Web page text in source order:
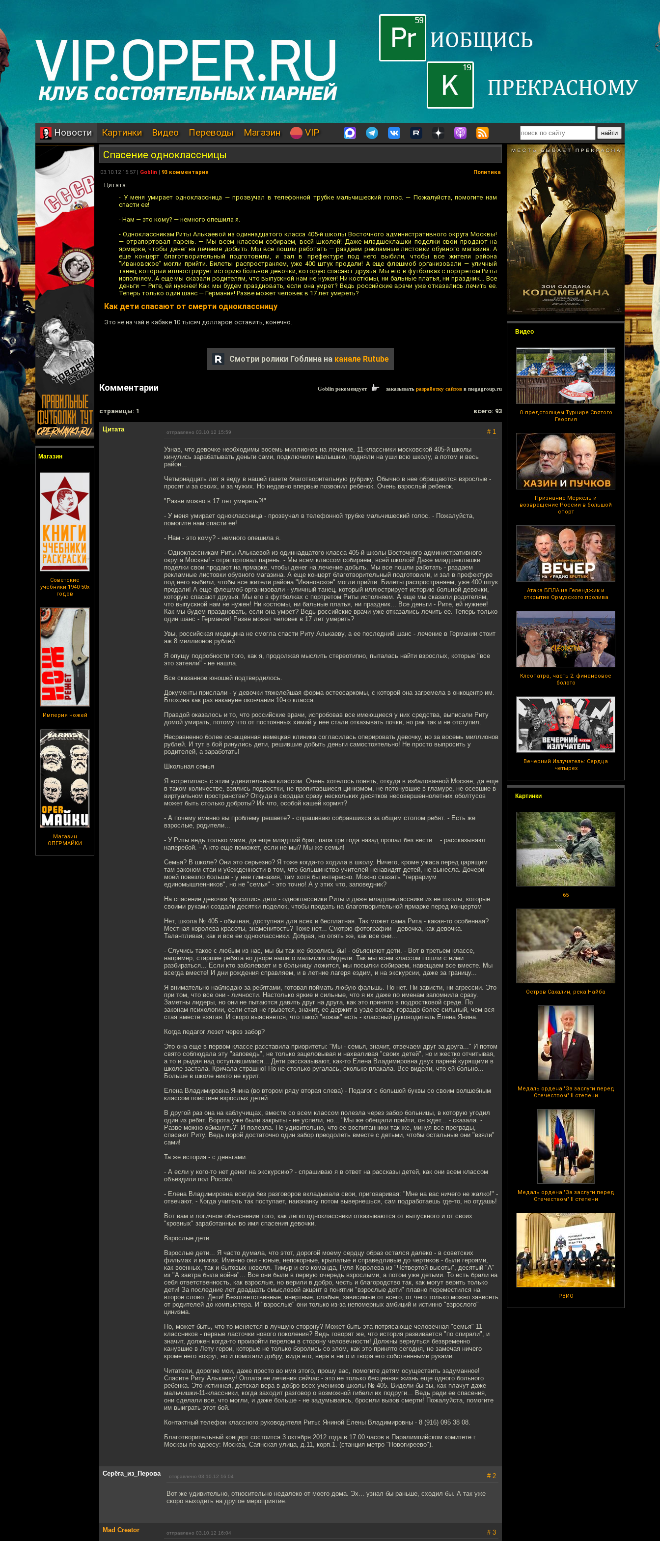
Новости Картинки Видео Переводы Магазин VIP
Магазин
Советские
учебники 1940-50х
годов
Империя ножей
Магазин
ОПЕРМАЙКИ
Видео
О предстоящем Турнире Святого
Георгия
Признание Меркель и
возвращение России в большой
спорт
Атака БПЛА на Геленджик и
открытие Ормузского пролива
Клеопатра, часть 2: финансовое
болото
Вечерний Излучатель: Сердца
четырех
Картинки
65
Остров Сахалин, река Найба
Медаль ордена "За заслуги перед
Отечеством" II степени
Медаль ордена "За заслуги перед
Отечеством" II степени
РВИО
Спасение одноклассницы
03.10.12 15:57 | Goblin | 93 комментария Политика
Цитата:
- У меня умирает одноклассница — прозвучал в телефонной трубке мальчишеский голос. — Пожалуйста, помогите нам
спасти ее!
- Нам — это кому? — немного опешила я.
- Одноклассникам Риты Алькаевой из одиннадцатого класса 405-й школы Восточного административного округа Москвы!
— отрапортовал парень. — Мы всем классом собираем, всей школой! Даже младшеклашки поделки свои продают на
ярмарке, чтобы денег на лечение добыть. Мы все пошли работать — раздаем рекламные листовки обувного магазина. А
еще концерт благотворительный подготовили, и зал в префектуре под него выбили, чтобы все жители района
"Ивановское" могли прийти. Билеты распространяем, уже 400 штук продали! А еще флешмоб организовали — уличный
танец, который иллюстрирует историю больной девочки, которую спасают друзья. Мы его в футболках с портретом Риты
исполняем. А еще мы сказали родителям, что выпускной нам не нужен! Ни костюмы, ни бальные платья, ни праздник... Все
деньги — Рите, ей нужнее! Как мы будем праздновать, если она умрет? Ведь российские врачи уже отказались лечить ее.
Теперь только один шанс — Германия! Разве может человек в 17 лет умереть?
Как дети спасают от смерти одноклассницу
Это не на чай в кабаке 10 тысяч долларов оставить, конечно.
Смотри ролики Гоблина на канале Rutube
Комментарии Goblin рекомендует заказывать разработку сайтов в megagroup.ru
cтраницы: 1 всего: 93
Цитата отправлено 03.10.12 15:59 # 1
Узнав, что девочке необходимы восемь миллионов на лечение, 11-классники московской 405-й школы
кинулись зарабатывать деньги сами, подключили малышню, подняли на уши всю школу, а потом и весь
район...
Четырнадцать лет я веду в нашей газете благотворительную рубрику. Обычно в нее обращаются взрослые -
просят и за своих, и за чужих. Но недавно впервые позвонил ребенок. Очень взрослый ребенок.
"Разве можно в 17 лет умереть?!"
- У меня умирает одноклассница - прозвучал в телефонной трубке мальчишеский голос. - Пожалуйста,
помогите нам спасти ее!
- Нам - это кому? - немного опешила я.
- Одноклассникам Риты Алькаевой из одиннадцатого класса 405-й школы Восточного административного
округа Москвы! - отрапортовал парень. - Мы всем классом собираем, всей школой! Даже младшеклашки
поделки свои продают на ярмарке, чтобы денег на лечение добыть. Мы все пошли работать - раздаем
рекламные листовки обувного магазина. А еще концерт благотворительный подготовили, и зал в префектуре
под него выбили, чтобы все жители района "Ивановское" могли прийти. Билеты распространяем, уже 400 штук
продали! А еще флешмоб организовали - уличный танец, который иллюстрирует историю больной девочки,
которую спасают друзья. Мы его в футболках с портретом Риты исполняем. А еще мы сказали родителям,
что выпускной нам не нужен! Ни костюмы, ни бальные платья, ни праздник... Все деньги - Рите, ей нужнее!
Как мы будем праздновать, если она умрет? Ведь российские врачи уже отказались лечить ее. Теперь только
один шанс - Германия! Разве может человек в 17 лет умереть?
Увы, российская медицина не смогла спасти Риту Алькаеву, а ее последний шанс - лечение в Германии стоит
аж 8 миллионов рублей
Я опущу подробности того, как я, продолжая мыслить стереотипно, пыталась найти взрослых, которые "все
это затеяли" - не нашла.
Все сказанное юношей подтвердилось.
Документы прислали - у девочки тяжелейшая форма остеосаркомы, с которой она загремела в онкоцентр им.
Блохина как раз накануне окончания 10-го класса.
Правдой оказалось и то, что российские врачи, испробовав все имеющиеся у них средства, выписали Риту
домой умирать, потому что от постоянных химий у нее стали отказывать почки, но рак так и не отступил.
Несравненно более оснащенная немецкая клиника согласилась оперировать девочку, но за восемь миллионов
рублей. И тут в бой ринулись дети, решившие добыть деньги самостоятельно! Не просто выпросить у
родителей, а заработать!
Школьная семья
Я встретилась с этим удивительным классом. Очень хотелось понять, откуда в избалованной Москве, да еще
в таком количестве, взялись подростки, не пропитавшиеся цинизмом, не потонувшие в гламуре, не осевшие в
виртуальном пространстве? Откуда в сердцах сразу нескольких десятков несовершеннолетних оболтусов
может быть столько доброты? Их что, особой кашей кормят?
- А почему именно вы проблему решаете? - спрашиваю собравшихся за общим столом ребят. - Есть же
взрослые, родители...
- У Риты ведь только мама, да еще младший брат, папа три года назад пропал без вести... - рассказывают
наперебой. - А кто еще поможет, если не мы? Мы же семья!
Семья? В школе? Они это серьезно? Я тоже когда-то ходила в школу. Ничего, кроме ужаса перед царящим
там законом стаи и убежденности в том, что большинство учителей ненавидят детей, не вынесла. Дочери
моей повезло больше - у нее гимназия, там хотя бы интересно. Можно сказать "террариум
единомышленников", но не "семья" - это точно! А у этих что, заповедник?
На спасение девочки бросились дети - одноклассники Риты и даже младшеклассники из ее школы, которые
своими руками создали десятки поделок, чтобы продать на благотворительной ярмарке перед концертом
Нет, школа № 405 - обычная, доступная для всех и бесплатная. Так может сама Рита - какая-то особенная?
Местная королева красоты, знаменитость? Тоже нет... Смотрю фотографии - девочка, как девочка.
Талантливая, как и все ее одноклассники. Добрая, но опять же, как все они...
- Случись такое с любым из нас, мы бы так же боролись бы! - объясняют дети. - Вот в третьем классе,
например, старшие ребята во дворе нашего мальчика обидели. Так мы всем классом пошли с ними
разбираться... Если кто заболевает и в больницу ложится, мы посылки собираем, навещаем все вместе. Мы
всегда вместе! И дни рождения справляем, и в летние лагеря ездим, и на экскурсии, даже за границу...
Я внимательно наблюдаю за ребятами, готовая поймать любую фальшь. Но нет. Ни зависти, ни агрессии. Это
при том, что все они - личности. Настолько яркие и сильные, что я их даже по именам запомнила сразу.
Заметны лидеры, но они не пытаются давить друг на друга, как это принято в подростковой среде. По
законам психологии, если стая не грызется, значит, ее держит в узде вожак, гораздо более сильный, чем вся
стая вместе взятая. И скоро выясняется, что такой "вожак" есть - классный руководитель Елена Янина.
Когда педагог лезет через забор?
Это она еще в первом классе расставила приоритеты: "Мы - семья, значит, отвечаем друг за друга..." И потом
свято соблюдала эту "заповедь", не только зацеловывая и нахваливая "своих детей", но и жестко отчитывая,
а то и рыдая над оступившимися... Дети рассказывают, как-то Елена Владимировна двух парней курящими в
школе застала. Кричала страшно! Но не столько ругалась, сколько плакала. Все видели, что ей больно...
Больше в школе никто не курит.
Елена Владимировна Янина (во втором ряду вторая слева) - Педагог с большой буквы со своим волшебным
классом поистине взрослых детей
В другой раз она на каблучищах, вместе со всем классом полезла через забор больницы, в которую угодил
один из ребят. Ворота уже были закрыты - не успели, но... "Мы же обещали прийти, он ждет... - сказала. -
Разве можно обмануть?" И полезла. Не удивительно, что ее воспитанники так же, минуя все преграды,
спасают Риту. Ведь порой достаточно один забор преодолеть вместе с детьми, чтобы остальные они "взяли"
сами!
Та же история - с деньгами.
- А если у кого-то нет денег на экскурсию? - спрашиваю я в ответ на рассказы детей, как они всем классом
объездили пол России.
- Елена Владимировна всегда без разговоров вкладывала свои, приговаривая: "Мне на вас ничего не жалко!" -
отвечают. - Когда учитель так поступает, наизнанку потом вывернешься, сам подработаешь где-то, но отдашь!
Вот вам и логичное объяснение того, как легко одноклассники отказываются от выпускного и от своих
"кровных" заработанных во имя спасения девочки.
Взрослые дети
Взрослые дети... Я часто думала, что этот, дорогой моему сердцу образ остался далеко - в советских
фильмах и книгах. Именно они - юные, непокорные, крылатые и справедливые до чертиков - были героями,
как военных, так и бытовых новелл. Тимур и его команда, Гуля Королева из "Четвертой высоты", десятый "А"
из "А завтра была война"... Все они были в первую очередь взрослыми, а потом уже детьми. То есть брали на
себя ответственность, как взрослые, но верили в добро, честь и благородство так, как могут верить только
дети! За последние лет двадцать смысловой акцент в понятии "взрослые дети" плавно переместился на
второе слово. Дети! Безответственные, инертные, слабые, зависимые от всего, от чего только можно зависеть
от родителей до компьютера. И "взрослые" они только из-за непомерных амбиций и истинно "взрослого"
цинизма.
Но, может быть, что-то меняется в лучшую сторону? Может быть эта потрясающе человечная "семья" 11-
классников - первые ласточки нового поколения? Ведь говорят же, что история развивается "по спирали", и
значит, должен когда-то произойти перелом в сторону человечности! Должны вернуться безвременно
канувшие в Лету герои, которые не только боролись со злом, как это принято сегодня, не замечая ничего
кроме него вокруг, но и помогали добру, видя его, веря в него и творя его собственными руками.
Читатели, дорогие мои, даже просто во имя этого, прошу вас, помогите детям осуществить задуманное!
Спасите Риту Алькаеву! Оплата ее лечения сейчас - это не только бесценная жизнь еще одного больного
ребенка. Это истинная, детская вера в добро всех учеников школы № 405. Видели бы вы, как плачут даже
мальчишки-11-классники, когда заходит разговор о возможной гибели их подруги... Ведь ради ее спасения,
они сделали все, что могли, и даже больше - не задумываясь, бросили вызов смерти! Пожалуйста, помогите
им выиграть этот бой.
Контактный телефон классного руководителя Риты: Яниной Елены Владимировны - 8 (916) 095 38 08.
Благотворительный концерт состоится 3 октября 2012 года в 17.00 часов в Паралимпийском комитете г.
Москвы по адресу: Москва, Саянская улица, д.11, корп.1. (станция метро "Новогиреево").
Серёга_из_Перова отправлено 03.10.12 16:04 # 2
Вот же удивительно, относительно недалеко от моего дома. Эх... узнал бы раньше, сходил бы. А так уже
скоро выходить на другое мероприятие.
Mad Creator отправлено 03.10.12 16:04 # 3